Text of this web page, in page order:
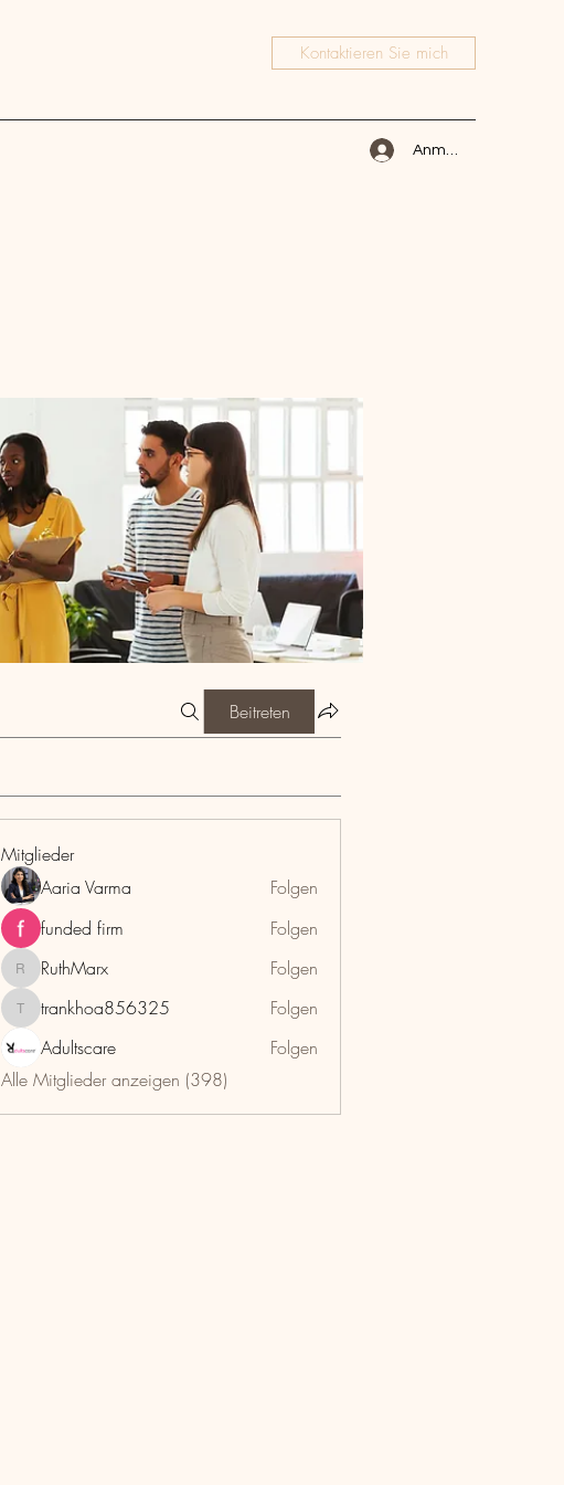
Kontaktieren Sie mich
Anmelden
Beitreten
Mitglieder
Aaria Varma
Folgen
funded firm
Folgen
RuthMarx
RuthMarx Folgen
trankhoa856325
trankhoa856325
Folgen
Adultscare
Folgen
Alle Mitglieder anzeigen (398)